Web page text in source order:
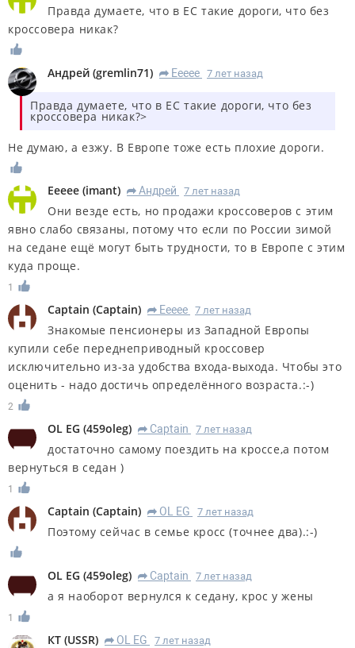
Правда думаете, что в ЕС такие дороги, что без
кроссовера никак?
Андрей (gremlin71) R Eeeee 7 лет назад
Правда думаете, что в ЕС такие дороги, что без
кроссовера никак?>
Не думаю, а езжу. В Европе тоже есть плохие дороги.
Eeeee (imant) R Андрей 7 лет назад
Они везде есть, но продажи кроссоверов с этим
явно слабо связаны, потому что если по России зимой
на седане ещё могут быть трудности, то в Европе с этим
куда проще.
1
Captain (Captain) R Eeeee 7 лет назад
Знакомые пенсионеры из Западной Европы
купили себе переднеприводный кроссовер
исключительно из-за удобства входа-выхода. Чтобы это
оценить - надо достичь определённого возраста.:-)
2
OL EG (459oleg) R Captain 7 лет назад
достаточно самому поездить на кроссе,а потом
вернуться в седан )
1
Captain (Captain) R OL EG 7 лет назад
Поэтому сейчас в семье кросс (точнее два).:-)
OL EG (459oleg) R Captain 7 лет назад
а я наоборот вернулся к седану, крос у жены
1
КT (USSR) R OL EG 7 лет назад